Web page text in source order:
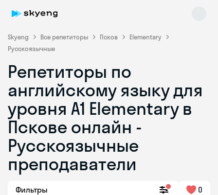
Skyeng Все репетиторы Псков
Elementary
Русскоязычные
Репетиторы по
английскому языку для
уровня A1 Elementary в
Пскове онлайн -
Русскоязычные
преподаватели
Фильтры 0
Skyeng Chat